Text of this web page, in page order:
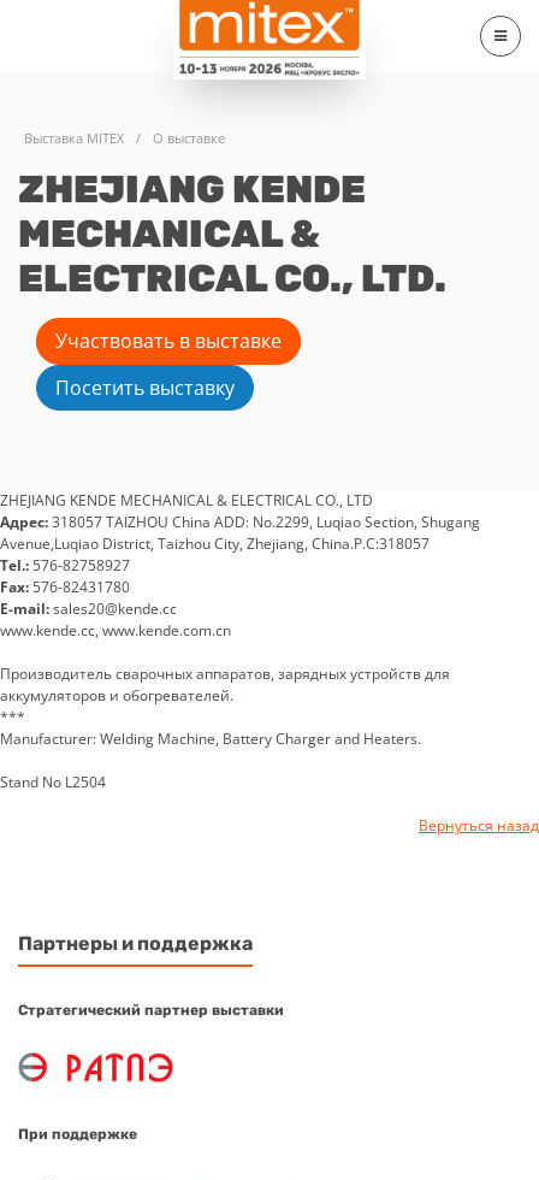
Выставка MITEX / О выставке
ZHEJIANG KENDE
MECHANICAL &
ELECTRICAL CO., LTD.
Участвовать в выставке
Посетить выставку
ZHEJIANG KENDE MECHANICAL & ELECTRICAL CO., LTD
Адрес:318057 TAIZHOU China ADD: No.2299, Luqiao Section, Shugang
Avenue,Luqiao District, Taizhou City, Zhejiang, China.P.C:318057
Tel.: 576-82758927
Fax: 576-82431780
E-mail:sales20@kende.cc
www.kende.cc, www.kende.com.cn
Производитель сварочных аппаратов, зарядных устройств для
аккумуляторов и обогревателей.
***
Manufacturer: Welding Machine, Battery Charger and Heaters.
Stand No L2504
Вернуться назад
Партнеры и поддержка
Стратегический партнер выставки
При поддержке